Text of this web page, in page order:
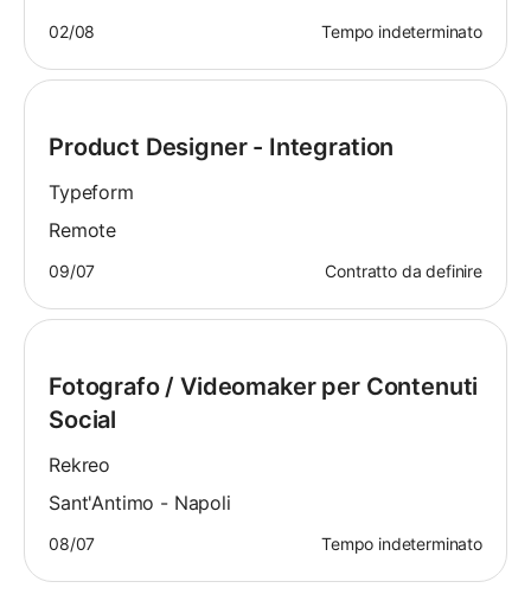
02/08 Tempo indeterminato
Product Designer - Integration
Typeform
Remote
09/07 Contratto da definire
Fotografo / Videomaker per Contenuti
Social
Rekreo
Sant'Antimo - Napoli
08/07 Tempo indeterminato